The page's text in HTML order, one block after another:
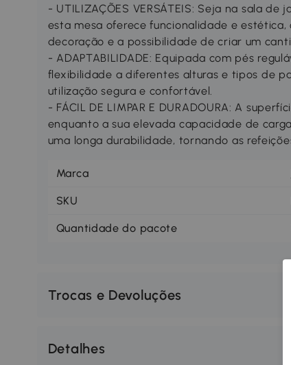
- UTILIZAÇÕES VERSÁTEIS: Seja na sala
esta mesa oferece funcionalidade e
decoração e a possibilidade de criar um
- ADAPTABILIDADE: Equipada com pés
flexibilidade a diferentes alturas e tipos de
utilização segura e confortável.
- FÁCIL DE LIMPAR E DURADOURA: A
enquanto a sua elevada capacidade de
uma longa durabilidade, tornando as
Marca
SKU
Quantidade do pacote
Trocas e Devoluções
Detalhes